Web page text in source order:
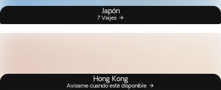
Japón
7 Viajes
Hong Kong
Avísame cuando esté disponible